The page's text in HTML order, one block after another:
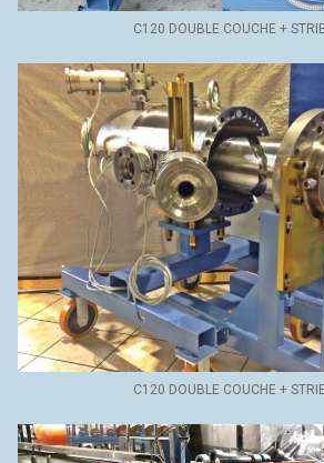
C120 DOUBLE COUCHE +
C120 DOUBLE COUCHE +